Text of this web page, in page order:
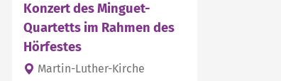
Konzert des Minguet-
Quartetts im Rahmen des
Hörfestes
Martin-Luther-Kirche